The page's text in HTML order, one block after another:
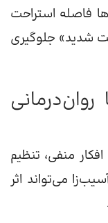
فاصله استراحت
شدید» جلوگیری
منفی، تنظیم
می‌تواند اثر